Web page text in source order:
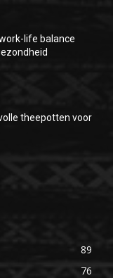
life balance
theepotten voor
89
76